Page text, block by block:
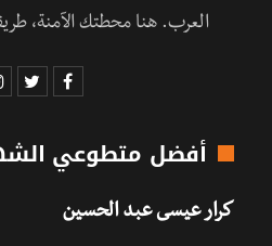
العرب. هنا محطتك الآمنة،
أفضل متطوعي
كرار عيسى عبد الحسين